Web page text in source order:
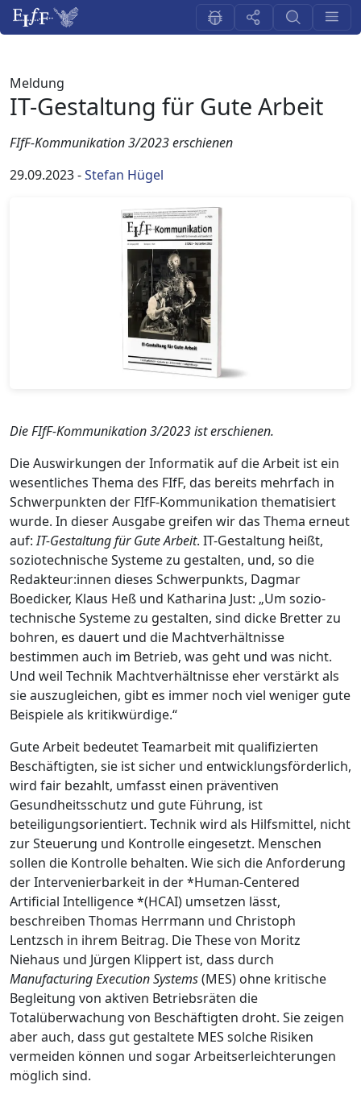
Meldung
IT-Gestaltung für Gute Arbeit
FIfF-Kommunikation 3/2023 erschienen
29.09.2023-Stefan Hügel
Die FIfF-Kommunikation 3/2023 ist erschienen.
Die Auswirkungen der Informatik auf die Arbeit ist ein
wesentliches Thema des FIfF, das bereits mehrfach in
Schwerpunkten der FIfF-Kommunikation thematisiert
wurde. In dieser Ausgabe greifen wir das Thema erneut
auf:IT-Gestaltung für Gute Arbeit. IT-Gestaltung heißt,
soziotechnische Systeme zu gestalten, und, so die
Redakteur:innen dieses Schwerpunkts, Dagmar
Boedicker, Klaus Heß und Katharina Just: „Um sozio-
technische Systeme zu gestalten, sind dicke Bretter zu
bohren, es dauert und die Machtverhältnisse
bestimmen auch im Betrieb, was geht und was nicht.
Und weil Technik Machtverhältnisse eher verstärkt als
sie auszugleichen, gibt es immer noch viel weniger gute
Beispiele als kritikwürdige.“
Gute Arbeit bedeutet Teamarbeit mit qualifizierten
Beschäftigten, sie ist sicher und entwicklungsförderlich,
wird fair bezahlt, umfasst einen präventiven
Gesundheitsschutz und gute Führung, ist
beteiligungsorientiert. Technik wird als Hilfsmittel, nicht
zur Steuerung und Kontrolle eingesetzt. Menschen
sollen die Kontrolle behalten. Wie sich die Anforderung
der Intervenierbarkeit in der *Human-Centered
Artificial Intelligence *(HCAI) umsetzen lässt,
beschreiben Thomas Herrmann und Christoph
Lentzsch in ihrem Beitrag. Die These von Moritz
Niehaus und Jürgen Klippert ist, dass durch
Manufacturing Execution Systems(MES) ohne kritische
Begleitung von aktiven Betriebsräten die
Totalüberwachung von Beschäftigten droht. Sie zeigen
aber auch, dass gut gestaltete MES solche Risiken
vermeiden können und sogar Arbeitserleichterungen
möglich sind.